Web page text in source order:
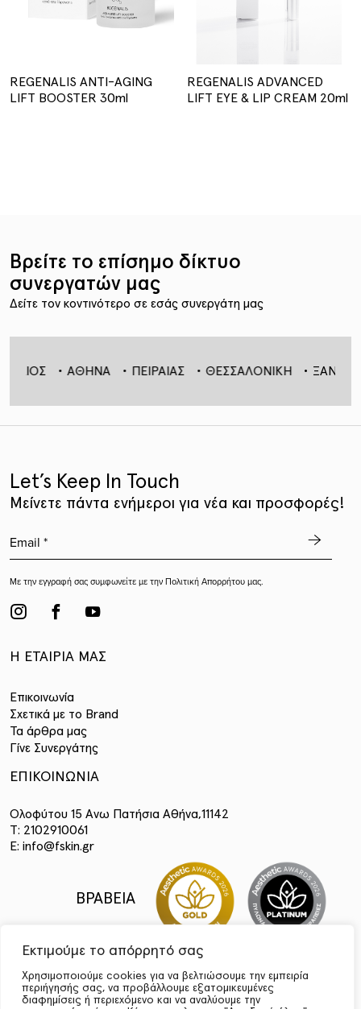
Εκτιμούμε το απόρρητό σας
Χρησιμοποιούμε cookies για να βελτιώσουμε την εμπειρία
περιήγησής σας, να προβάλλουμε εξατομικευμένες
διαφημίσεις ή περιεχόμενο και να αναλύουμε την
REGENALIS ANTI-AGING
LIFT BOOSTER 30ml
REGENALIS ADVANCED
LIFT EYE & LIP CREAM 20ml
Βρείτε το επίσημο δίκτυο
συνεργατών μας
Δείτε τον κοντινότερο σε εσάς συνεργάτη μας
ΧΙΟΣ ΑΘΗΝΑ ΠΕΙΡΑΙΑΣ ΘΕΣΣΑΛΟΝΙΚΗ ΞΑΝΘΗ
Let’s Keep In Touch
Mείνετε πάντα ενήμεροι για νέα και προσφορές!
Με την εγγραφή σας συμφωνείτε με τηνΠολιτική Απορρήτουμας.
Η ΕΤΑΙΡΊΑ ΜΑΣ
Επικοινωνία
Σχετικά με το Brand
Τα άρθρα μας
Γίνε Συνεργάτης
ΕΠΙΚΟΙΝΩΝΙΑ
Ολοφύτου 15 Ανω Πατήσια Αθήνα,11142
T: 2102910061
E: info@fskin.gr
ΒΡΑΒΕΙΑ